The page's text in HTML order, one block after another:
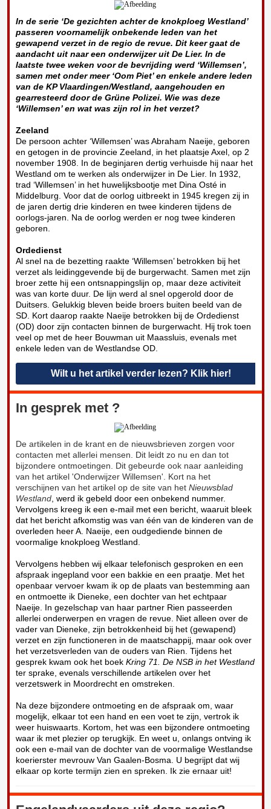
In de serie ‘De gezichten achter de knokploeg Westland’
passeren voornamelijk onbekende leden van het
gewapend verzet in de regio de revue. Dit keer gaat de
aandacht uit naar een onderwijzer uit De Lier. In de
laatste twee weken voor de bevrijding werd ‘Willemsen’,
samen met onder meer ‘Oom Piet’ en enkele andere leden
van de KP Vlaardingen/Westland, aangehouden en
gearresteerd door de Grüne Polizei. Wie was deze
‘Willemsen’ en wat was zijn rol in het verzet?
Zeeland
De persoon achter ‘Willemsen’ was Abraham Naeije, geboren
en getogen in de provincie Zeeland, in het plaatsje Axel, op 2
november 1908. In de beginjaren dertig verhuisde hij naar het
Westland om te werken als onderwijzer in De Lier. In 1932,
trad ‘Willemsen’ in het huwelijksbootje met Dina Osté in
Middelburg. Voor dat de oorlog uitbreekt in 1945 kregen zij in
de jaren dertig drie kinderen en twee kinderen tijdens de
oorlogs-jaren. Na de oorlog werden er nog twee kinderen
geboren.
Ordedienst
Al snel na de bezetting raakte ‘Willemsen’ betrokken bij het
verzet als leidinggevende bij de burgerwacht. Samen met zijn
broer zette hij een ontsnappingslijn op, maar deze activiteit
was van korte duur. De lijn werd al snel opgerold door de
Duitsers. Gelukkig bleven beide broers buiten beeld van de
SD. Kort daarop raakte Naeije betrokken bij de Ordedienst
(OD) door zijn contacten binnen de burgerwacht. Hij trok toen
veel op met de heer Bouwman uit Maassluis, evenals met
enkele leden van de Westlandse OD.
Wilt u het artikel verder lezen? Klik hier!
In gesprek met ?
De artikelen in de krant en de nieuwsbrieven zorgen voor
contacten met allerlei mensen. Dit leidt zo nu en dan tot
bijzondere ontmoetingen. Dit gebeurde ook naar aanleiding
van het artikel 'Onderwijzer Willemsen'. Kort na het
verschijnen van het artikel op de site van het Nieuwsblad
Westland, werd ik gebeld door een onbekend nummer.
Vervolgens kreeg ik een e-mail met een bericht, waaruit bleek
dat het bericht afkomstig was van één van de kinderen van de
overleden heer A. Naeije, een oudgediende binnen de
voormalige knokploeg Westland.
Vervolgens hebben wij elkaar telefonisch gesproken en een
afspraak ingepland voor een bakkie en een praatje. Met het
openbaar vervoer kwam ik op de plaats van bestemming aan
en ontmoette ik Dieneke, een dochter van het echtpaar
Naeije. In gezelschap van haar partner Rien passeerden
allerlei onderwerpen en vragen de revue. Niet alleen over de
vader van Dieneke, zijn betrokkenheid bij het (gewapend)
verzet en zijn functioneren in de maatschappij, maar ook over
het verzetsverleden van de ouders van Rien. Tijdens het
gesprek kwam ook het boek Kring 71. De NSB in het Westland
ter sprake, evenals verschillende artikelen over het
verzetswerk in Moordrecht en omstreken.
Na deze bijzondere ontmoeting en de afspraak om, waar
mogelijk, elkaar tot een hand en een voet te zijn, vertrok ik
weer huiswaarts. Kortom, het was een bijzondere ontmoeting
waar ik met plezier op terugkijk. En weet u, onlangs ontving ik
ook een e-mail van de dochter van de voormalige Westlandse
koerierster mevrouw Van Gaalen-Bosma. U begrijpt dat wij
elkaar op korte termijn zien en spreken. Ik zie ernaar uit!